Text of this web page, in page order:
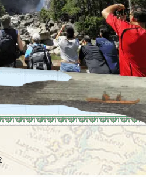
en Principe
Honduras
Mexico
Nicaragua
Paaseiland
Paraguay
Peru
Suriname
Wandelreis (23)
Cultuur (12)
Natuur (3)
Cultuur (28)
Natuur (16)
Nieuwe
Rondreis
dagen
Rondreis
Molukken,